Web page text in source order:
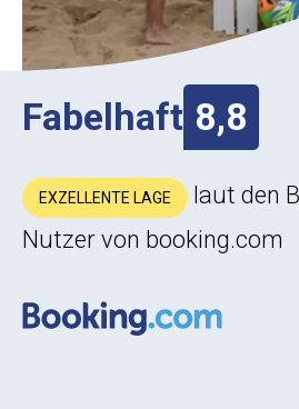
Fabelhaft 8,8
EXZELLENTE LAGE
laut den
Nutzer von booking.com